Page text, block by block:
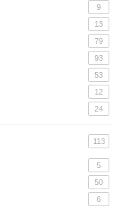
9
13
79
93
53
12
24
113
5
50
6